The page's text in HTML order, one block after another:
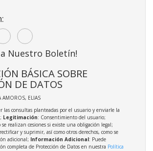
Nuestro Boletín!
BÁSICA SOBRE
DE DATOS
AMOROS, ELIAS
las consultas planteadas por el usuario y enviarle la
Legitimación: Consentimiento del usuario;
se realizan cesiones si existe una obligación legal;
y suprimir, así como otros derechos, como se
adicional; Información Adicional: Puede
completa de Protección de Datos en nuestra Política